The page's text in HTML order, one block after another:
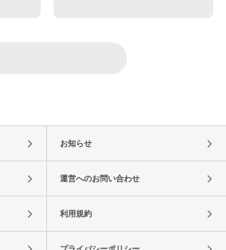
お知らせ
運営へのお問い合わせ
利用規約